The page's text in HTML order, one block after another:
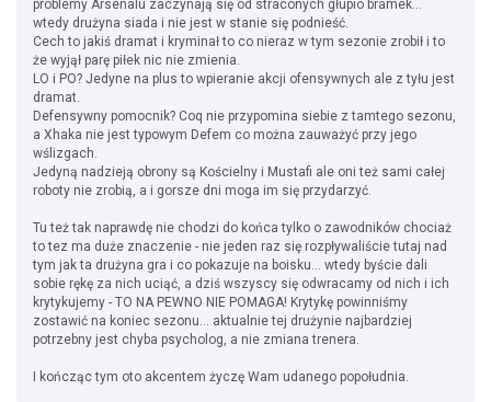
problemy Arsenalu zaczynają się od straconych głupio bramek...
wtedy drużyna siada i nie jest w stanie się podnieść.
Cech to jakiś dramat i kryminał to co nieraz w tym sezonie zrobił i to
że wyjął parę piłek nic nie zmienia.
LO i PO? Jedyne na plus to wpieranie akcji ofensywnych ale z tyłu jest
dramat.
Defensywny pomocnik? Coq nie przypomina siebie z tamtego sezonu,
a Xhaka nie jest typowym Defem co można zauważyć przy jego
wślizgach.
Jedyną nadzieją obrony są Kościelny i Mustafi ale oni też sami całej
roboty nie zrobią, a i gorsze dni moga im się przydarzyć.
Tu też tak naprawdę nie chodzi do końca tylko o zawodników chociaż
to tez ma duże znaczenie - nie jeden raz się rozpływaliście tutaj nad
tym jak ta drużyna gra i co pokazuje na boisku... wtedy byście dali
sobie rękę za nich uciąć, a dziś wszyscy się odwracamy od nich i ich
krytykujemy - TO NA PEWNO NIE POMAGA! Krytykę powinniśmy
zostawić na koniec sezonu... aktualnie tej drużynie najbardziej
potrzebny jest chyba psycholog, a nie zmiana trenera.
I kończąc tym oto akcentem życzę Wam udanego popołudnia.